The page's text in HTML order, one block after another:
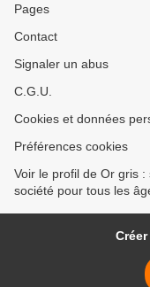
Pages
Contact
Signaler un abus
C.G.U.
Cookies et données
Préférences cookies
Voir le profil de Or gris
société pour tous les